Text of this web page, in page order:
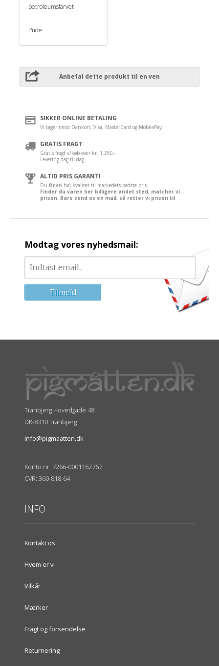
petroleumsfarvet
Pude
Anbefal dette produkt til en ven
SIKKER ONLINE BETALING
Vi tager imod Dankort, Visa, MasterCard og MobilePay.
GRATIS FRAGT
Gratis fragt v/køb over kr. 1.250,-
Levering dag til dag.
ALTID PRIS GARANTI
Du får en høj kvalitet til markedets bedste pris.
Finder du varen her billigere andet sted, matcher vi
prisen. Bare send os en mail, så retter vi prisen til
Modtag vores nyhedsmail:
Tranbjerg Hovedgade 48
DK-8310 Tranbjerg
info@pigmaatten.dk
Konto nr. 7266-0001162767
CVR: 360-818-64
INFO
Kontakt os
Hvem er vi
Vilkår
Mærker
Fragt og forsendelse
Returnering